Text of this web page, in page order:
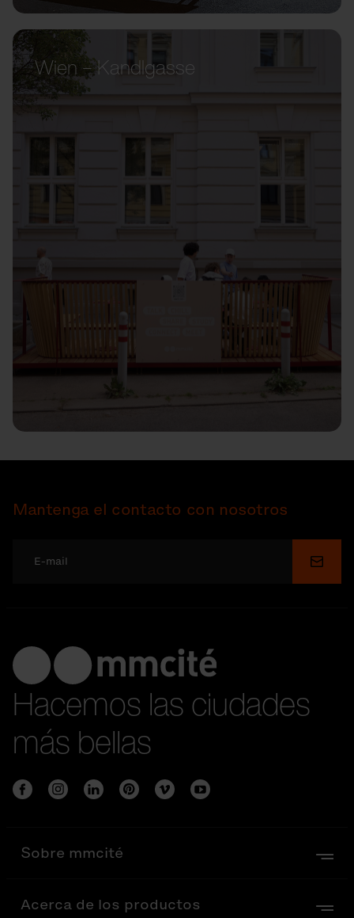
Wien – Kandlgasse
Mantenga el contacto con nosotros
Enviar
Hacemos las ciudades
más bellas
Sobre mmcité
Acerca de los productos